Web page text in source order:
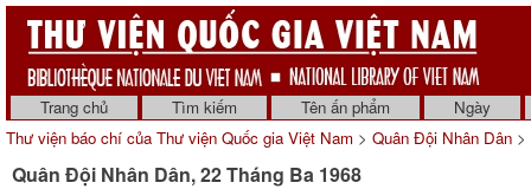
Trang chủ Tìm kiếm Tên ấn phẩm
Ngày
Thư viện báo chí của Thư viện Quốc gia Việt Nam > Quân Đội Nhân Dân >
Quân Đội Nhân Dân, 22 Tháng Ba 1968